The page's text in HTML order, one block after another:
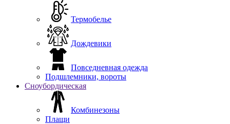
Термобелье
Дождевики
Повседневная одежда
Подшлемники, вороты
Сноубордическая
Комбинезоны
Плащи